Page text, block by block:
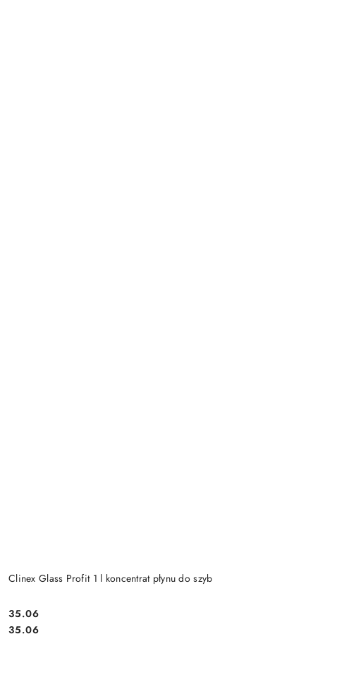
Clinex Glass Profit 1 l koncentrat płynu do szyb
Cena:
35.06
Cena:
35.06